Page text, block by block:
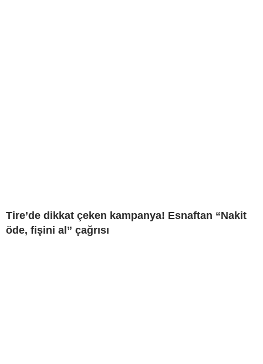
Tire’de dikkat çeken kampanya! Esnaftan “Nakit
öde, fişini al” çağrısı